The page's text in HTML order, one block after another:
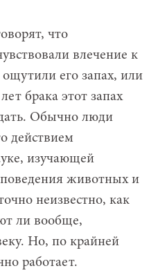
что
влечение к
его запах, или
брака этот запах
Обычно люди
действием
изучающей
животных и
неизвестно, как
ли вообще,
Но, по крайней
работает.